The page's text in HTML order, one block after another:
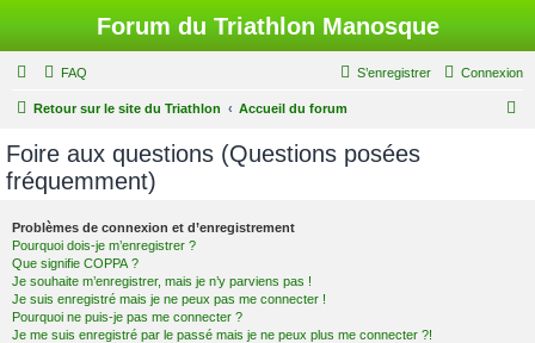
Forum du Triathlon Manosque
FAQ Connexion
S’enregistrer
Retour sur le site du Triathlon Accueil du forum
Foire aux questions (Questions posées
fréquemment)
Problèmes de connexion et d’enregistrement
Pourquoi dois-je m’enregistrer ?
Que signifie COPPA ?
Je souhaite m’enregistrer, mais je n’y parviens pas !
Je suis enregistré mais je ne peux pas me connecter !
Pourquoi ne puis-je pas me connecter ?
Je me suis enregistré par le passé mais je ne peux plus me connecter ?!